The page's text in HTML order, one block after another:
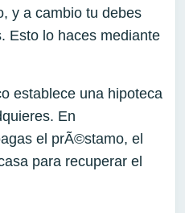
y a cambio tu debes
Esto lo haces mediante
establece una hipoteca
En
el prÃ©stamo, el
para recuperar el